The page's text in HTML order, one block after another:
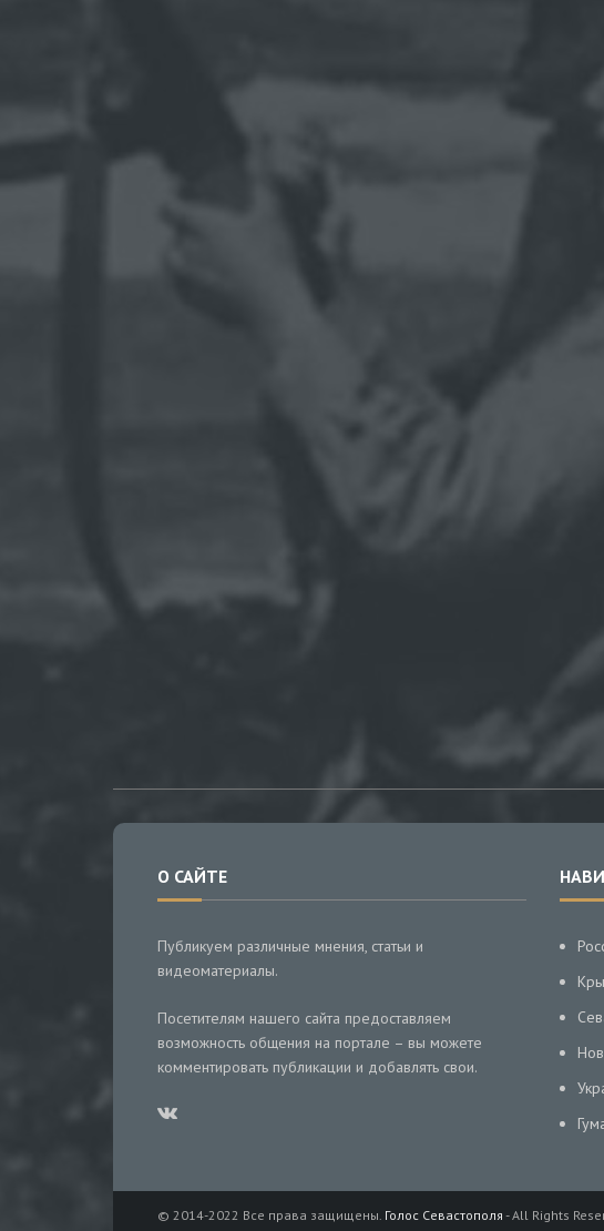
О САЙТЕ
Публикуем различные мнения, статьи и
видеоматериалы.
Посетителям нашего сайта предоставляем
возможность общения на портале – вы можете
комментировать публикации и добавлять свои.
© 2014-2022 Все права защищены. Голос Севастополя - All Rights